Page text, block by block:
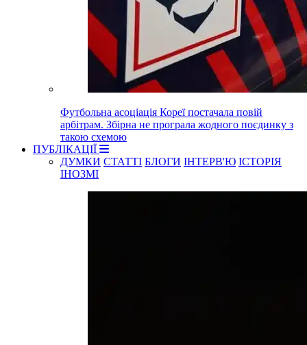
Футбольна асоціація Кореї постачала повій
арбітрам. Збірна не програла жодного поєдинку з
такою схемою
ПУБЛІКАЦІЇ
ДУМКИ СТАТТІ БЛОГИ ІНТЕРВ'Ю ІСТОРІЯ
ІНОЗМІ